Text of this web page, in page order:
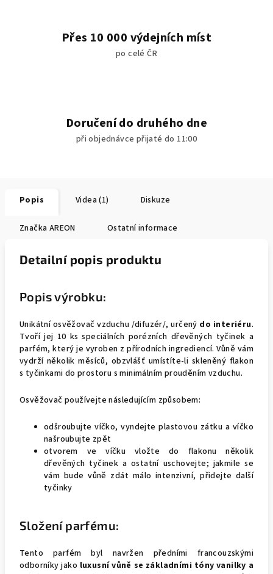
Přes 10 000 výdejních míst
po celé ČR
Doručení do druhého dne
při objednávce přijaté do 11:00
Popis Videa (1) Diskuze
Značka AREON Ostatní informace
Detailní popis produktu
Popis výrobku:
Unikátní osvěžovač vzduchu /difuzér/, určený do interiéru.
Tvoří jej 10 ks speciálních porézních dřevěných tyčinek a
parfém, který je vyroben z přírodních ingrediencí. Vůně vám
vydrží několik měsíců, obzvlášť umístíte-li skleněný flakon
s tyčinkami do prostoru s minimálním prouděním vzduchu.
Osvěžovač používejte následujícím způsobem:
odšroubujte víčko, vyndejte plastovou zátku a víčko
našroubujte zpět
otvorem ve víčku vložte do flakonu několik
dřevěných tyčinek a ostatní uschovejte; jakmile se
vám bude vůně zdát málo intenzivní, přidejte další
tyčinky
Složení parfému:
Tento parfém byl navržen předními francouzskými
odborníky jako luxusní vůně se základními tóny vanilky a